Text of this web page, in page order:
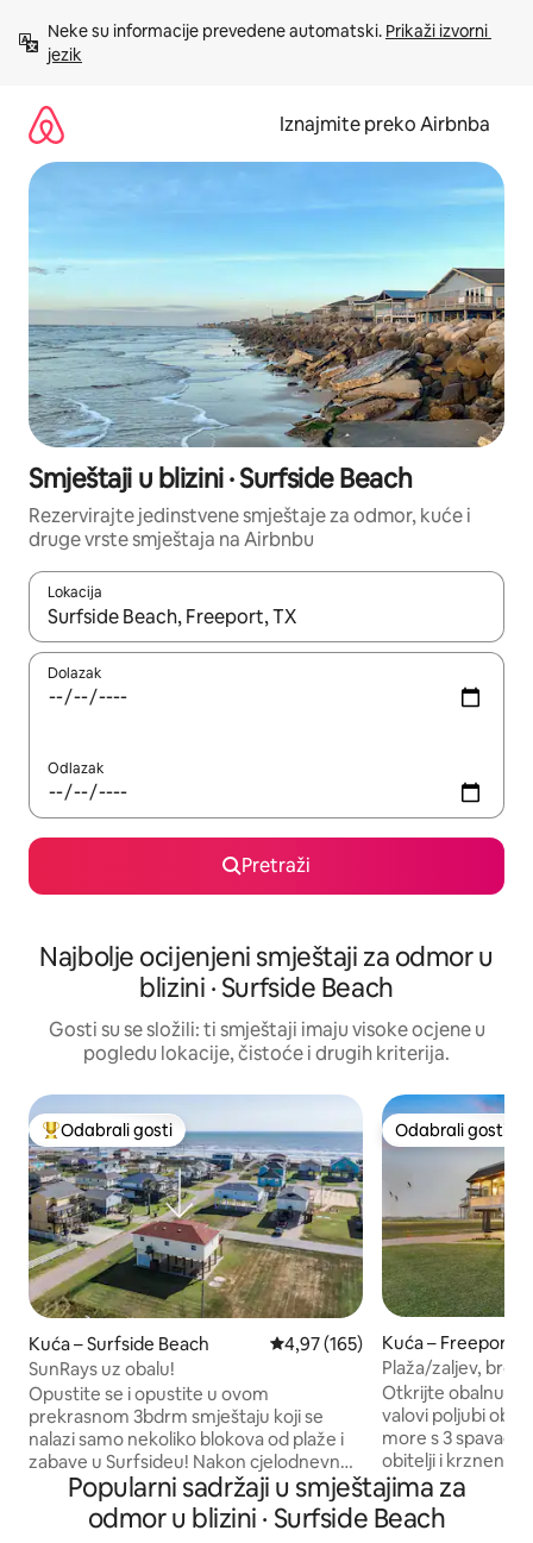
sadržaj
Neke su informacije prevedene automatski. Prikaži izvorni
jezik
Iznajmite preko Airbnba
Smještaji u blizini · Surfside Beach
Rezervirajte jedinstvene smještaje za odmor, kuće i
druge vrste smještaja na Airbnbu
Lokacija
Kada budu dostupni rezultati, moći ćete ih pregledati
Dolazak
Odlazak
Pretraži
Najbolje ocijenjeni smještaji za odmor u
blizini · Surfside Beach
Gosti su se složili: ti smještaji imaju visoke ocjene u
pogledu lokacije, čistoće i drugih kriterija.
Među najviše rangiranima s oznakom „Odabrali gosti”
Odabrali gosti
Kuća – Surfside Beach Prosječna ocjena: 4,97/5,
4,97 (165)
SunRays uz obalu!
Opustite se i opustite u ovom
prekrasnom 3bdrm smještaju koji se
nalazi samo nekoliko blokova od plaže i
zabave u Surfsideu! Nakon cjelodnevnog
boravka na plaži, isperite vanjskim tušem
i pripremite večeru u prekrasnoj kuhinji.
Prostran tlocrt s dovoljno prostora za
Odabrali gosti
Odabrali gosti
Kuća – Freeport
Plaža/zaljev,
terasa/Vistas
Otkrijte obalnu
valovi poljubi
more s 3 spavaće
obitelji i krznene
morskom
balkona dok
horizontima.
Popularni sadržaji u smještajima za
odmor u blizini · Surfside Beach